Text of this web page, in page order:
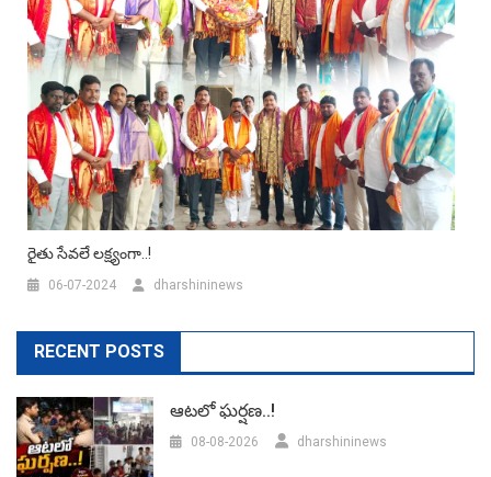
రైతు సేవలే లక్ష్యంగా..!
06-07-2024 dharshininews
RECENT POSTS
ఆటలో ఘర్షణ..!
08-08-2026 dharshininews